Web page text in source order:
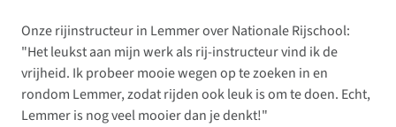
Onze rijinstructeur in Lemmer over Nationale Rijschool:
"Het leukst aan mijn werk als rij-instructeur vind ik de
vrijheid. Ik probeer mooie wegen op te zoeken in en
rondom Lemmer, zodat rijden ook leuk is om te doen. Echt,
Lemmer is nog veel mooier dan je denkt!"